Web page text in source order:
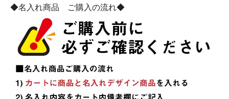
◆名入れ商品 ご購入の流れ◆